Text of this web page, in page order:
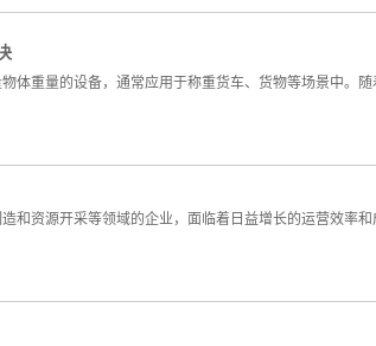
体重量的设备，通常应用于称重货车、货物等场景中。
资源开采等领域的企业，面临着日益增长的运营效率